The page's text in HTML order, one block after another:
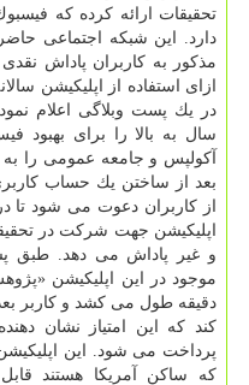
دارد. این شبكه اجتماعی
مذكور به كاربران پاداش
سال به بالا را برای بهبود
آكولپس و جامعه عمومی را
بعد از ساختن یك حساب
از كاربران دعوت می شود تا
اپلیكیشن جهت شركت در
و غیر پاداش می دهد. طبق
كه ساكن آمریكا هستند